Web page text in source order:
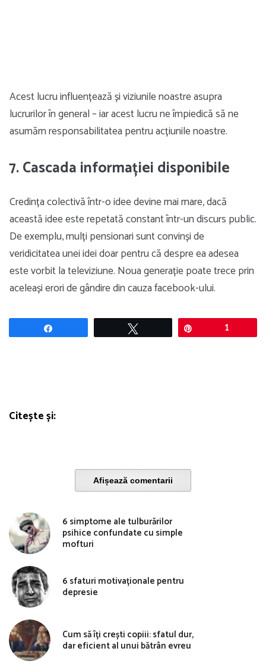
Acest lucru influențează și viziunile noastre asupra
lucrurilor în general – iar acest lucru ne împiedică să ne
asumăm responsabilitatea pentru acțiunile noastre.
7. Cascada informației disponibile
Credința colectivă într-o idee devine mai mare, dacă
această idee este repetată constant într-un discurs public.
De exemplu, mulți pensionari sunt convinși de
veridicitatea unei idei doar pentru că despre ea adesea
este vorbit la televiziune. Noua generație poate trece prin
aceleași erori de gândire din cauza facebook-ului.
1
Citește și:
Afișează comentarii
6 simptome ale tulburărilor
psihice confundate cu simple
mofturi
6 sfaturi motivaționale pentru
depresie
Cum să îți crești copiii: sfatul dur,
dar eficient al unui bătrân evreu